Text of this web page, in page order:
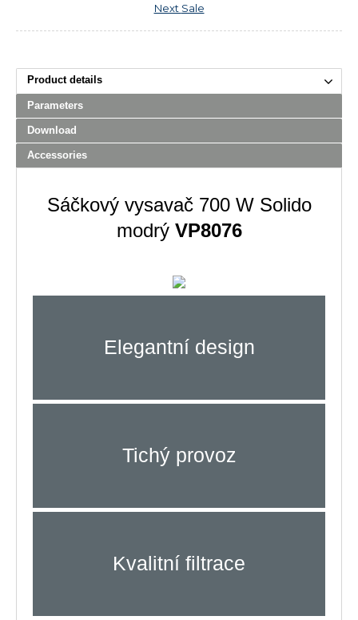
Next Sale
Product details
Parameters
Download
Accessories
Sáčkový vysavač 700 W Solido
modrý VP8076
Elegantní design
Tichý provoz
Kvalitní filtrace